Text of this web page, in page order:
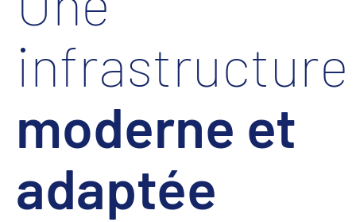
infrastructure
moderne et
adaptée